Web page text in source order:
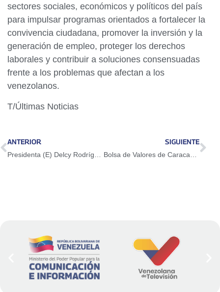
sectores sociales, económicos y políticos del país
para impulsar programas orientados a fortalecer la
convivencia ciudadana, promover la inversión y la
generación de empleo, proteger los derechos
laborales y contribuir a soluciones consensuadas
frente a los problemas que afectan a los
venezolanos.
T/Últimas Noticias
ANTERIOR SIGUIENTE